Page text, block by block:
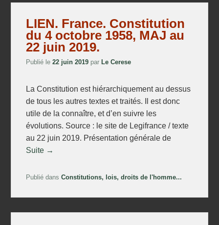
LIEN. France. Constitution
du 4 octobre 1958, MAJ au
22 juin 2019.
Publié le22 juin 2019 parLe Cerese
La Constitution est hiérarchiquement au dessus
de tous les autres textes et traités. Il est donc
utile de la connaître, et d’en suivre les
évolutions. Source : le site de Legifrance / texte
au 22 juin 2019. Présentation générale de
Suite →
Publié dans Constitutions, lois, droits de l'homme...